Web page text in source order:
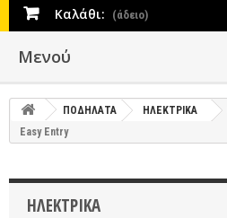
Καλάθι: (άδειο)
Μενού
ΠΟΔΗΛΑΤΑ ΗΛΕΚΤΡΙΚΑ
Easy Entry
ΗΛΕΚΤΡΙΚΑ